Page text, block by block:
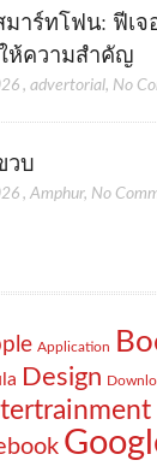
าร์ทโฟน: ฟีเจ
ห้ความสำคัญ
, advertorial, No
วบ
, Amphur, No
Application
Design